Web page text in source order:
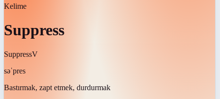
Kelime
Suppress
SuppressV
səˈpres
Bastırmak, zapt etmek, durdurmak